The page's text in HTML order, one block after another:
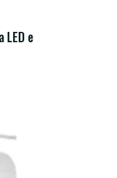
LED e